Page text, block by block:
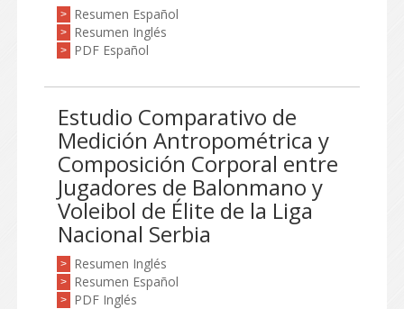
> Resumen Español
> Resumen Inglés
> PDF Español
Estudio Comparativo de
Medición Antropométrica y
Composición Corporal entre
Jugadores de Balonmano y
Voleibol de Élite de la Liga
Nacional Serbia
> Resumen Inglés
> Resumen Español
> PDF Inglés